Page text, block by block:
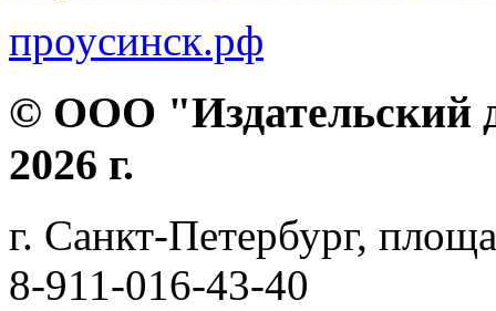
проусинск.рф
© ООО "Издательский
2026 г.
г. Санкт-Петербург,
8-911-016-43-40